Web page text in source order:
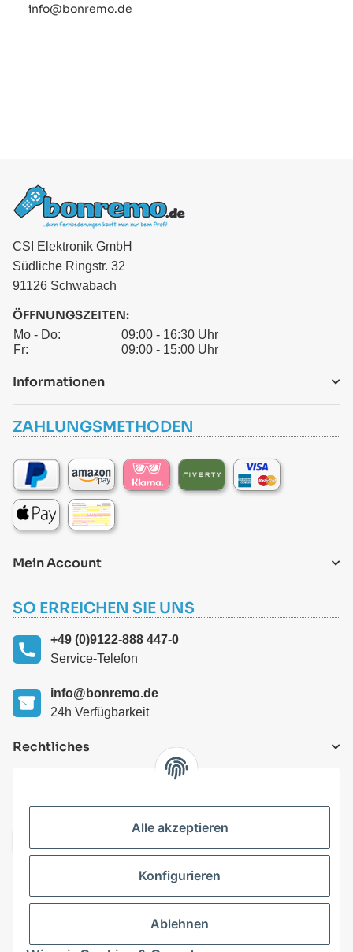
info@bonremo.de
CSI Elektronik GmbH
Südliche Ringstr. 32
91126 Schwabach
ÖFFNUNGSZEITEN:
Mo - Do:
09:00 - 16:30 Uhr
Fr:
09:00 - 15:00 Uhr
Informationen
ZAHLUNGSMETHODEN
Mein Account
SO ERREICHEN SIE UNS
+49 (0)9122-888 447-0
Service-Telefon
info@bonremo.de
24h Verfügbarkeit
Rechtliches
Vertrag widerrufen
Alle akzeptieren
Konfigurieren
Ablehnen